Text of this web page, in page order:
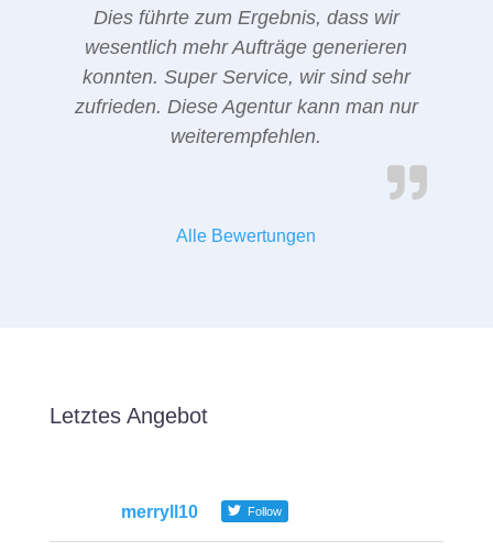
Dies führte zum Ergebnis, dass wir
wesentlich mehr Aufträge generieren
konnten. Super Service, wir sind sehr
zufrieden. Diese Agentur kann man nur
weiterempfehlen.
Alle Bewertungen
Letztes Angebot
merryll10 Follow